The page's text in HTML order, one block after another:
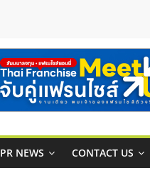
PR NEWS CONTACT US